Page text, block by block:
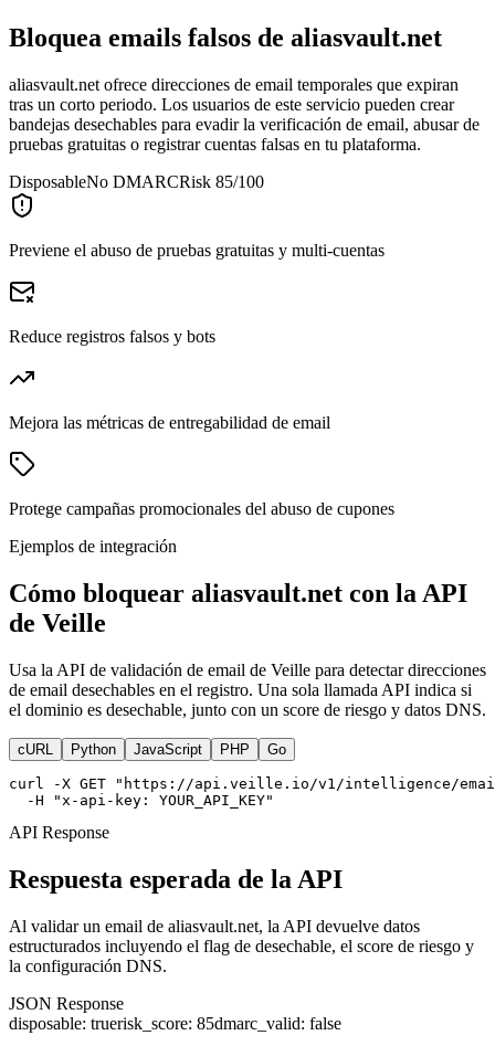
Bloquea emails falsos de aliasvault.net
aliasvault.net ofrece direcciones de email temporales que expiran
tras un corto periodo. Los usuarios de este servicio pueden crear
bandejas desechables para evadir la verificación de email, abusar de
pruebas gratuitas o registrar cuentas falsas en tu plataforma.
DisposableNo DMARCRisk 85/100
Previene el abuso de pruebas gratuitas y multi-cuentas
Reduce registros falsos y bots
Mejora las métricas de entregabilidad de email
Protege campañas promocionales del abuso de cupones
Ejemplos de integración
Cómo bloquear aliasvault.net con la API
de Veille
Usa la API de validación de email de Veille para detectar direcciones
de email desechables en el registro. Una sola llamada API indica si
el dominio es desechable, junto con un score de riesgo y datos DNS.
cURL Python JavaScript PHP Go
curl -X GET "https://api.veille.io/v1/intelligence/
  -H "x-api-key: YOUR_API_KEY"
API Response
Respuesta esperada de la API
Al validar un email de aliasvault.net, la API devuelve datos
estructurados incluyendo el flag de desechable, el score de riesgo y
la configuración DNS.
JSON Response
disposable: truerisk_score: 85dmarc_valid: false